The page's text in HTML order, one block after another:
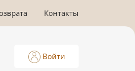
Контакты
Войти